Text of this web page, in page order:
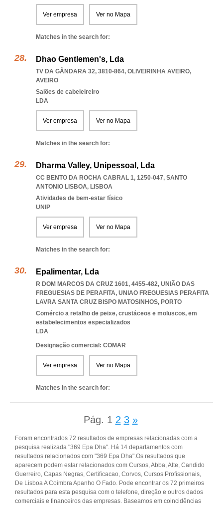
Ver empresa Ver no Mapa
Matches in the search for:
Dhao Gentlemen's, Lda
TV DA GÂNDARA 32, 3810-864, OLIVEIRINHA AVEIRO,
AVEIRO
Salões de cabeleireiro
LDA
Ver empresa Ver no Mapa
Matches in the search for:
Dharma Valley, Unipessoal, Lda
CC BENTO DA ROCHA CABRAL 1, 1250-047, SANTO
ANTONIO LISBOA, LISBOA
Atividades de bem-estar físico
UNIP
Ver empresa Ver no Mapa
Matches in the search for:
Epalimentar, Lda
R DOM MARCOS DA CRUZ 1601, 4455-482, UNIÃO DAS
FREGUESIAS DE PERAFITA, UNIAO FREGUESIAS PERAFITA
LAVRA SANTA CRUZ BISPO MATOSINHOS, PORTO
Comércio a retalho de peixe, crustáceos e moluscos, em
estabelecimentos especializados
LDA
Designação comercial: COMAR
Ver empresa Ver no Mapa
Matches in the search for:
Pág. 1 2 3 »
Foram encontrados 72 resultados de empresas relacionadas com a
pesquisa realizada "369 Epa Dha". Há 14 departamentos com
resultados relacionados com "369 Epa Dha".Os resultados que
aparecem podem estar relacionados com Cursos, Abba, Alte, Candido
Guerreiro, Capas Negras, Certificacao, Corvos, Cursos Profissionais,
De Lisboa A Coimbra Apanho O Fado. Pode encontrar os 72 primeiros
resultados para esta pesquisa com o telefone, direção e outros dados
comerciais e financeiros das empresas. Baseamos em coincidências